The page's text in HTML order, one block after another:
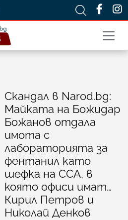
Скандал в Narod.bg:
Майката на Божидар
Божанов отдала
имота с
лабораторията за
фентанил като
шефка на ССА, в
която офиси имат…
Кирил Петров и
Николай Денков